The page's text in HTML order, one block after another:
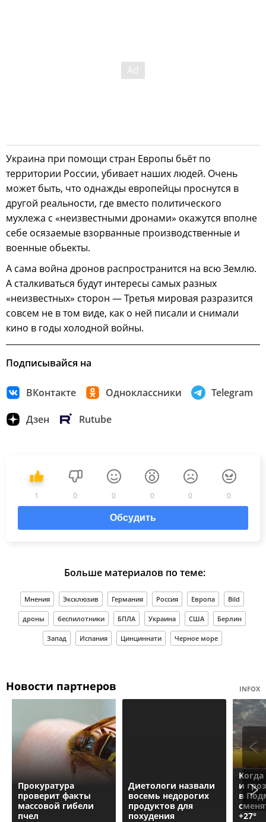
Украина при помощи стран Европы бьёт по
территории России, убивает наших людей. Очень
может быть, что однажды европейцы проснутся в
другой реальности, где вместо политического
мухлежа с «неизвестными дронами» окажутся вполне
себе осязаемые взорванные производственные и
военные обьекты.
А сама война дронов распространится на всю Землю.
А сталкиваться будут интересы самых разных
«неизвестных» сторон — Третья мировая разразится
совсем не в том виде, как о ней писали и снимали
кино в годы холодной войны.
Подписывайся на
ВКонтакте Одноклассники Telegram
Дзен Rutube
1 0 0 0 0 0
Обсудить
Больше материалов по теме:
Мнения Эксклюзив Германия Россия Европа Bild
дроны беспилотники БПЛА Украина США Берлин
Запад Испания Цинциннати Черное море
Новости партнеров INFOX
Прокуратурa
проверит факты
массовой гибели
пчел
Диетологи назвали
восемь недорогих
продуктов для
похудения
и
в
+27°